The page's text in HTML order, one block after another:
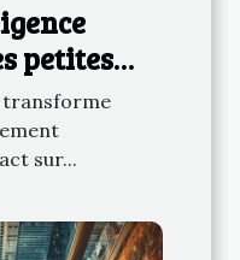
petites
transforme
sur...